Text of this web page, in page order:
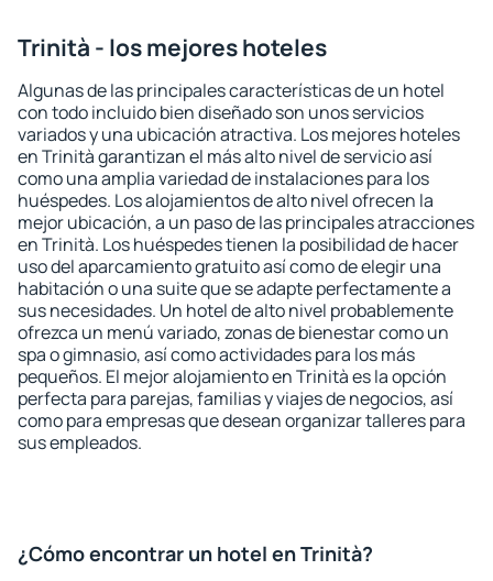
Trinità - los mejores hoteles
Algunas de las principales características de un hotel
con todo incluido bien diseñado son unos servicios
variados y una ubicación atractiva. Los mejores hoteles
en Trinità garantizan el más alto nivel de servicio así
como una amplia variedad de instalaciones para los
huéspedes. Los alojamientos de alto nivel ofrecen la
mejor ubicación, a un paso de las principales atracciones
en Trinità. Los huéspedes tienen la posibilidad de hacer
uso del aparcamiento gratuito así como de elegir una
habitación o una suite que se adapte perfectamente a
sus necesidades. Un hotel de alto nivel probablemente
ofrezca un menú variado, zonas de bienestar como un
spa o gimnasio, así como actividades para los más
pequeños. El mejor alojamiento en Trinità es la opción
perfecta para parejas, familias y viajes de negocios, así
como para empresas que desean organizar talleres para
sus empleados.
¿Cómo encontrar un hotel en Trinità?